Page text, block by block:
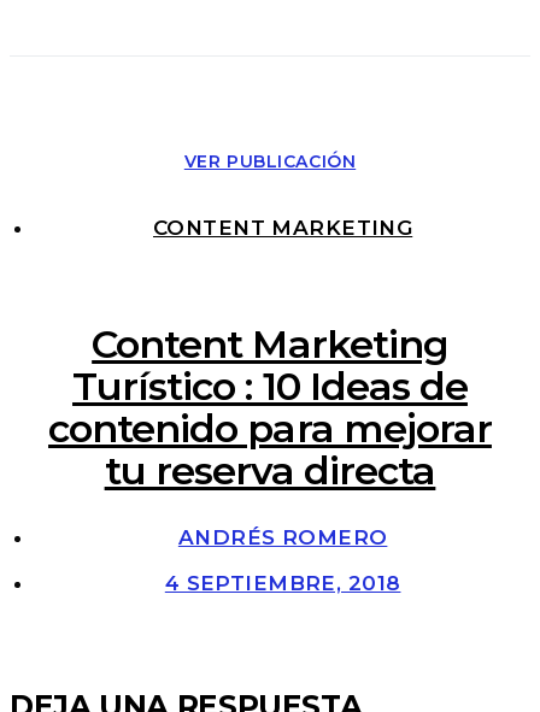
VER PUBLICACIÓN
CONTENT MARKETING
Content Marketing
Turístico : 10 Ideas de
contenido para mejorar
tu reserva directa
ANDRÉS ROMERO
4 SEPTIEMBRE, 2018